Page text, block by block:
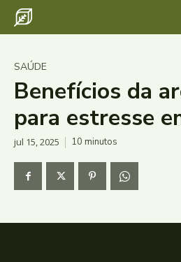
SAÚDE
Benefícios da
para estresse
jul 15, 2025 10 minutos